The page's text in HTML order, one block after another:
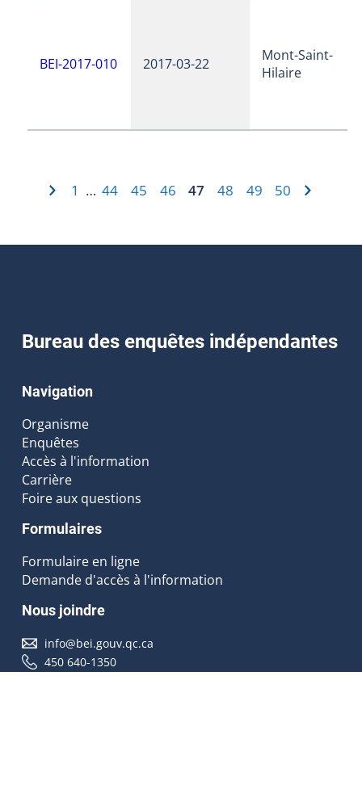
BEI-2017-010 2017-03-22
Mont-Saint-
Hilaire
1 … 44 45 46 47 48 49 50
Bureau des enquêtes indépendantes
Navigation
Organisme
Enquêtes
Accès à l'information
Carrière
Foire aux questions
Formulaires
Formulaire en ligne
Demande d'accès à l'information
Nous joindre
info@bei.gouv.qc.ca
450 640-1350